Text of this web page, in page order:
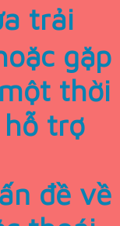
trải
gặp
thời
trợ
đề về